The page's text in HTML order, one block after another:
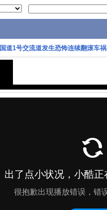
国道1号交流道发生恐怖连续翻滚车祸